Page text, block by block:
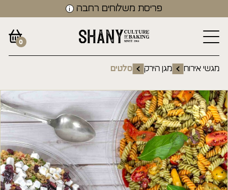
פריסת משלוחים רחבה
0
מגשי אירוח מגן הירק סלטים